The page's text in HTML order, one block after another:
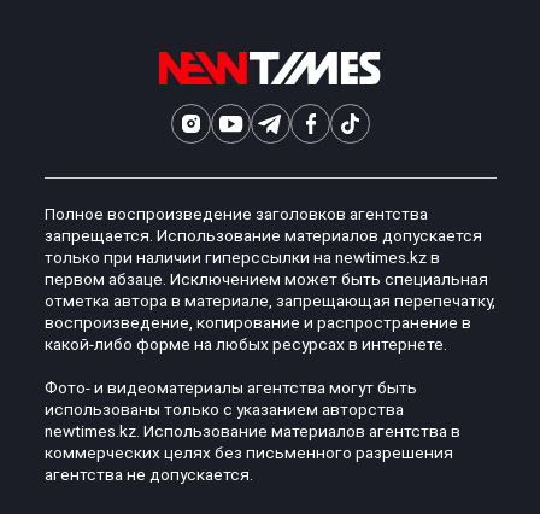
Полное воспроизведение заголовков агентства
запрещается. Использование материалов допускается
только при наличии гиперссылки на newtimes.kz в
первом абзаце. Исключением может быть специальная
отметка автора в материале, запрещающая перепечатку,
воспроизведение, копирование и распространение в
какой-либо форме на любых ресурсах в интернете.
Фото- и видеоматериалы агентства могут быть
использованы только с указанием авторства
newtimes.kz. Использование материалов агентства в
коммерческих целях без письменного разрешения
агентства не допускается.